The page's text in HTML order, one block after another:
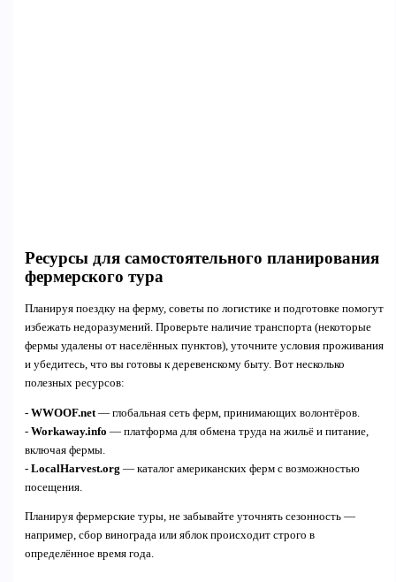
Ресурсы для самостоятельного планирования
фермерского тура
Планируя поездку на ферму, советы по логистике и подготовке помогут
избежать недоразумений. Проверьте наличие транспорта (некоторые
фермы удалены от населённых пунктов), уточните условия проживания
и убедитесь, что вы готовы к деревенскому быту. Вот несколько
полезных ресурсов:
- WWOOF.net— глобальная сеть ферм, принимающих волонтёров.
- Workaway.info — платформа для обмена труда на жильё и питание,
включая фермы.
- LocalHarvest.org — каталог американских ферм с возможностью
посещения.
Планируя фермерские туры, не забывайте уточнять сезонность —
например, сбор винограда или яблок происходит строго в
определённое время года.